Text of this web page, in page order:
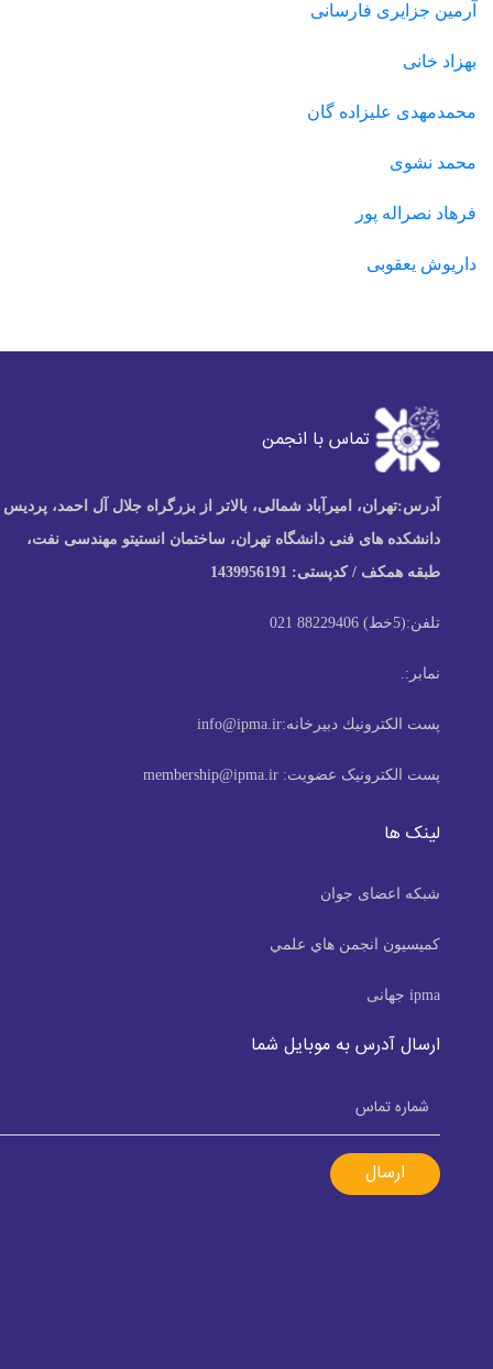
آرمین جزایری فارسانی
بهزاد خانی
محمدمهدی علیزاده گان
محمد نشوی
فرهاد نصراله پور
داریوش یعقوبی
تماس با انجمن
آدرس:تهران، امیرآباد شمالی، بالاتر از بزرگراه جلال آل احمد، پردیس
دانشکده های فنی دانشگاه تهران، ساختمان انستیتو مهندسی نفت،
طبقه همکف / کدپستی: 1439956191
تلفن:(5خط) 88229406 021
نمابر:.
پست الكترونيك دبیرخانه:info@ipma.ir
پست الکترونیک عضویت:membership@ipma.ir
لینک ها
شبکه اعضای جوان
كميسيون انجمن هاي علمي
ipma جهانی
ارسال آدرس به موبایل شما
ارسال